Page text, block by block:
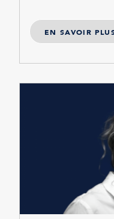
EN SAVOIR